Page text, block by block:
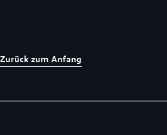
Zurück zum Anfang